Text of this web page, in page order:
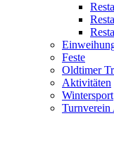
Feste
Oldtimer
Aktivitäten
Wintersport
Turnverein